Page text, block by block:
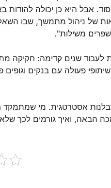
יסוד. אבל היא כן יכולה
של ניהול מתמשך, שבו
משילות".
לעבוד שנים קדימה: חקיקה
פעולה עם בנקים
אסטרטגית. מי
הבאה, ואיך גורמים לכך